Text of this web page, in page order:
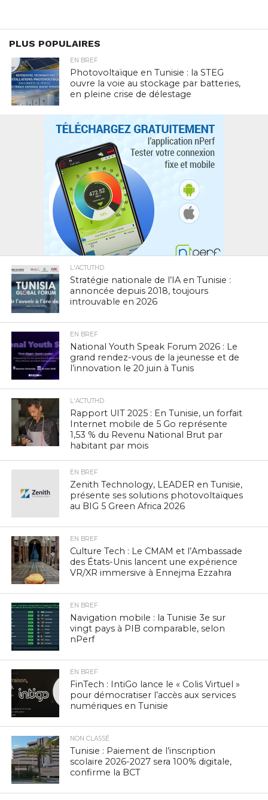
PLUS POPULAIRES
EN BREF
Photovoltaïque en Tunisie : la STEG
ouvre la voie au stockage par batteries,
en pleine crise de délestage
L'ACTUTHD
Stratégie nationale de l’IA en Tunisie :
annoncée depuis 2018, toujours
introuvable en 2026
EN BREF
National Youth Speak Forum 2026 : Le
grand rendez-vous de la jeunesse et de
l’innovation le 20 juin à Tunis
L'ACTUTHD
Rapport UIT 2025 : En Tunisie, un forfait
Internet mobile de 5 Go représente
1,53 % du Revenu National Brut par
habitant par mois
EN BREF
Zenith Technology, LEADER en Tunisie,
présente ses solutions photovoltaïques
au BIG 5 Green Africa 2026
EN BREF
Culture Tech : Le CMAM et l’Ambassade
des États-Unis lancent une expérience
VR/XR immersive à Ennejma Ezzahra
EN BREF
Navigation mobile : la Tunisie 3e sur
vingt pays à PIB comparable, selon
nPerf
EN BREF
FinTech : IntiGo lance le « Colis Virtuel »
pour démocratiser l’accès aux services
numériques en Tunisie
NON CLASSÉ
Tunisie : Paiement de l’inscription
scolaire 2026-2027 sera 100% digitale,
confirme la BCT